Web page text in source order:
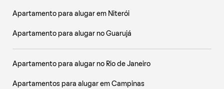
Apartamento para alugar em Niterói
Apartamento para alugar no Guarujá
Apartamento para alugar no Rio de Janeiro
Apartamentos para alugar em Campinas